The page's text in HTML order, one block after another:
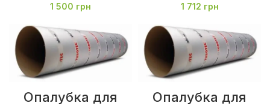
1 500 грн 1 712 грн
Опалубка для
Опалубка для